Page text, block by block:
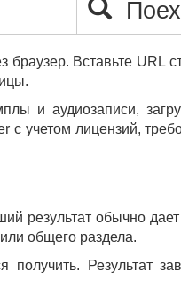
Вставьте URL
и аудиозаписи,
с учетом лицензий,
результат обычно
общего раздела.
Результат